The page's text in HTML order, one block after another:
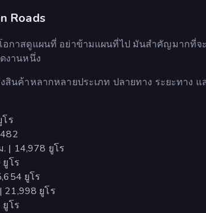
Roads
กาสดูแผนที่ อย่าข้ามแผนที่ไป มันสำคัญมากที่จ
งานหนึ่ง
นค้าหลากหลายประเภท ปลายทาง ระยะทาง
ร
| 14,978 ยูโร
โร
ยูโร
21,998 ยูโร
โร